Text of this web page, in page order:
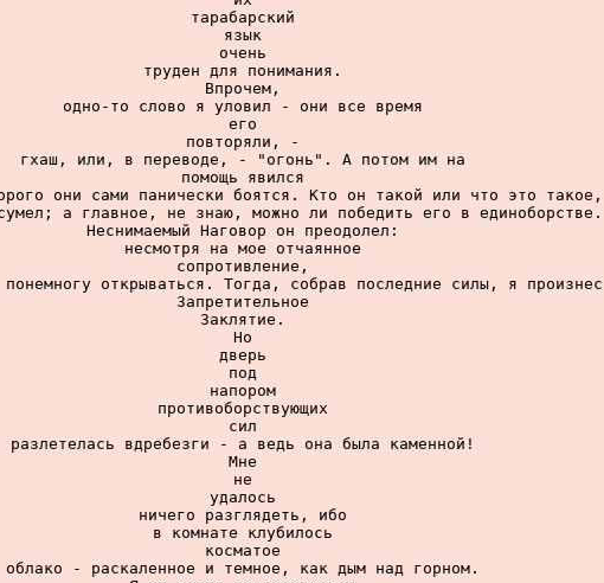
тарабарский
язык
очень
труден для понимания.
Впрочем,
одно-то слово я уловил - они все время
его
повторяли, -
гхаш, или, в переводе, - "огонь". А потом им на
помощь явился
они сами панически боятся. Кто он такой или что это такое,
а главное, не знаю, можно ли победить его в единоборстве.
Неснимаемый Наговор он преодолел:
несмотря на мое отчаянное
сопротивление,
понемногу открываться. Тогда, собрав последние силы, я произнес
Запретительное
Заклятие.
Но
дверь
под
напором
противоборствующих
сил
разлетелась вдребезги - а ведь она была каменной!
Мне
не
удалось
ничего разглядеть, ибо
в комнате клубилось
косматое
облако - раскаленное и темное, как дым над горном.